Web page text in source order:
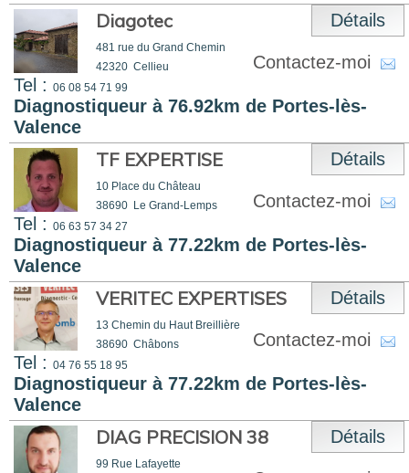
Diagotec
481 rue du Grand Chemin
42320 Cellieu
Tel : 06 08 54 71 99
Diagnostiqueur à 76.92km de Portes-lès-
Valence
Détails
Contactez-moi
TF EXPERTISE
10 Place du Château
38690 Le Grand-Lemps
Tel : 06 63 57 34 27
Diagnostiqueur à 77.22km de Portes-lès-
Valence
Détails
Contactez-moi
VERITEC EXPERTISES
13 Chemin du Haut Breillière
38690 Châbons
Tel : 04 76 55 18 95
Diagnostiqueur à 77.22km de Portes-lès-
Valence
Détails
Contactez-moi
DIAG PRECISION 38
99 Rue Lafayette
Détails